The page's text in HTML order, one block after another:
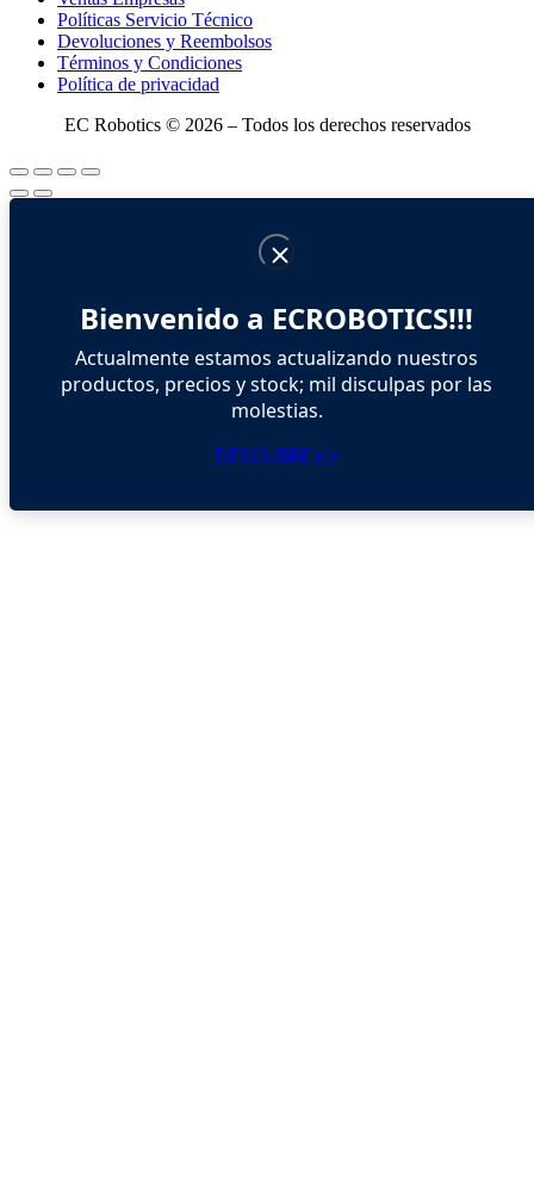
Políticas Servicio Técnico
Devoluciones y Reembolsos
Términos y Condiciones
Política de privacidad
EC Robotics © 2026 – Todos los derechos reservados
Bienvenido a ECROBOTICS!!!
Actualmente estamos actualizando nuestros
productos, precios y stock; mil disculpas por las
molestias.
DESCUBRE 👉